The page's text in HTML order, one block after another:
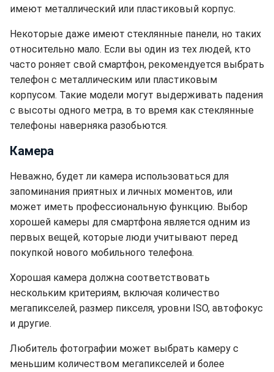
имеют металлический или пластиковый корпус.
Некоторые даже имеют стеклянные панели, но таких
относительно мало. Если вы один из тех людей, кто
часто роняет свой смартфон, рекомендуется выбрать
телефон с металлическим или пластиковым
корпусом. Такие модели могут выдерживать падения
с высоты одного метра, в то время как стеклянные
телефоны наверняка разобьются.
Камера
Неважно, будет ли камера использоваться для
запоминания приятных и личных моментов, или
может иметь профессиональную функцию. Выбор
хорошей камеры для смартфона является одним из
первых вещей, которые люди учитывают перед
покупкой нового мобильного телефона.
Хорошая камера должна соответствовать
нескольким критериям, включая количество
мегапикселей, размер пикселя, уровни ISO, автофокус
и другие.
Любитель фотографии может выбрать камеру с
меньшим количеством мегапикселей и более